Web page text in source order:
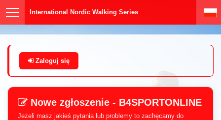
International Nordic Walking Series
Zaloguj się
Nowe zgłoszenie - B4SPORTONLINE
Jeżeli masz jakieś pytania lub problemy to zachęcamy do